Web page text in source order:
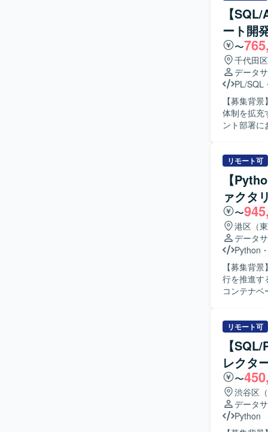
【
ート開
〜
千代田
データ
PL/SQL
【募集背
体制を拡充する目的で募
ント部署
ンにご担
す。 【求める人物像】 自らドメイン知識などの情報収集を行い、主体的にデータエンジニアと
しての業
ながら抽象
ンの魅力】
ータ基盤
環境で、
専門性を高めること
AWSや
Redshift
ニケーショ
リモート可
【
ァクタ
〜
港区（東
データ
Python ・
【募集背
行を推進するための増員とな
コンテナ
既存シス
処理やデ
ります。 【ポジションの魅力】 ・ライブ配信事業におけるデータ基盤の中核部分の改善に携わ
ることが
リモート可
【
レクタ
〜
渋谷区（
データ
Python